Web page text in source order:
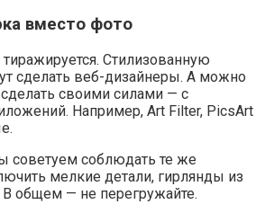
вместо фото
Стилизованную
сделать веб-дизайнеры. А можно
своими силами — с
Например, Art Filter, PicsArt
советуем соблюдать те же
мелкие детали, гирлянды из
В общем — не перегружайте.